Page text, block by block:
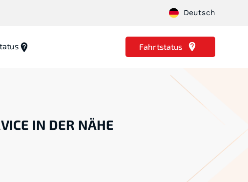
Deutsch
Fahrtstatus
IN DER NÄHE